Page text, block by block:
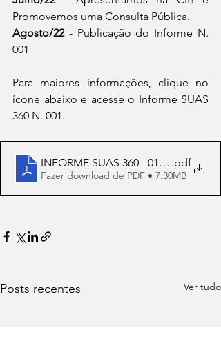
Promovemos uma Consulta Pública.
Agosto/22 - Publicação do Informe N.
001
Para maiores informações, clique no
ícone abaixo e acesse o Informe SUAS
360 N. 001.
INFORME SUAS 360 - 01-2022
.pdf
Fazer download de PDF • 7.30MB
Posts recentes Ver tudo